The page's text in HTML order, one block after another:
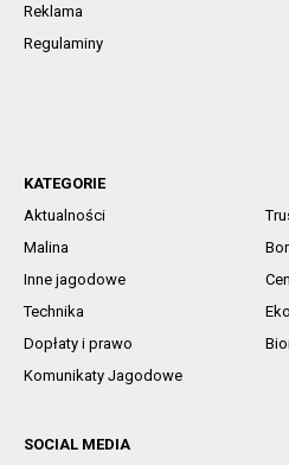
Reklama
Regulaminy
KATEGORIE
Aktualności
Malina
Inne jagodowe
Technika
Dopłaty i prawo
Komunikaty Jagodowe
SOCIAL MEDIA